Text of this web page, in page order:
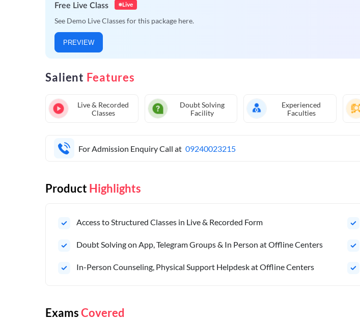
Free Live Class Live
See Demo Live Classes for this package here.
PREVIEW
Salient Features
Live & Recorded
Classes
Doubt Solving
Facility
Experienced
Faculties
For Admission Enquiry Call at 09240023215
Product Highlights
Access to Structured Classes in Live & Recorded Form
Doubt Solving on App, Telegram Groups & In Person at Offline Centers
In-Person Counseling, Physical Support Helpdesk at Offline Centers
ExamsCovered